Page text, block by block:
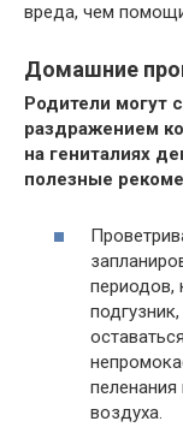
вреда, чем
Домашние
Родители могут
раздражением
на гениталиях
полезные
периодов,
воздуха.